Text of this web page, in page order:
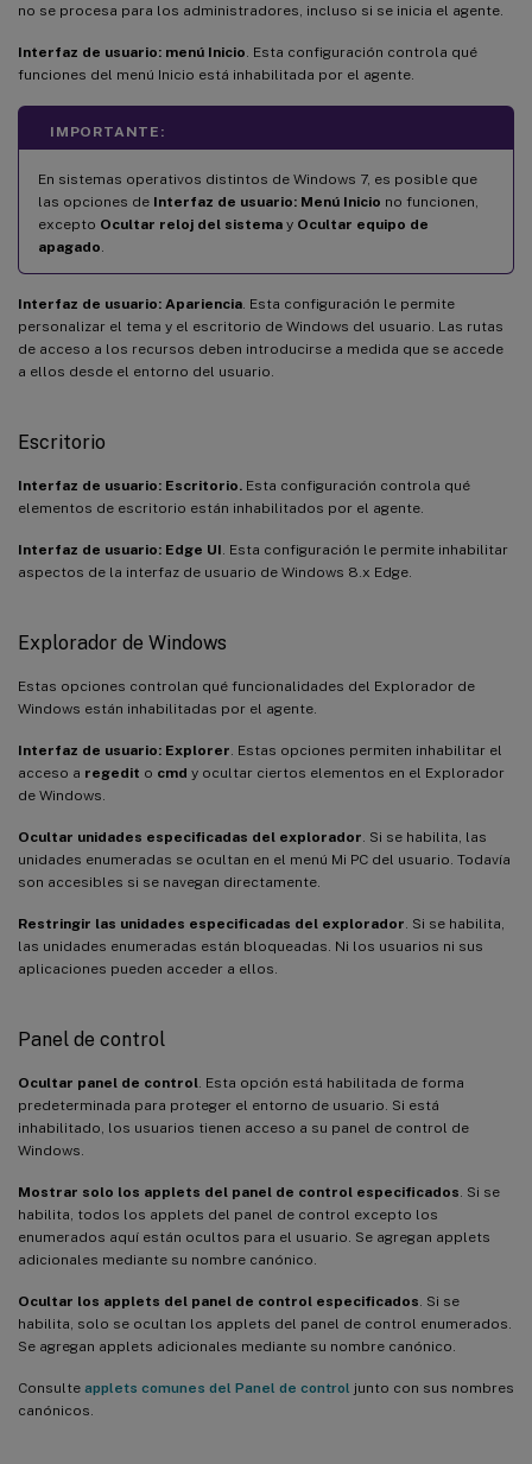
no se procesa para los administradores, incluso si se inicia el agente.
Interfaz de usuario: menú Inicio . Esta configuración controla qué
funciones del menú Inicio está inhabilitada por el agente.
IMPORTANTE:
En sistemas operativos distintos de Windows 7, es posible que
las opciones de Interfaz de usuario: Menú Inicio no funcionen,
excepto Ocultar reloj del sistema y Ocultar equipo de
apagado
Interfaz de usuario: Apariencia . Esta configuración le permite
personalizar el tema y el escritorio de Windows del usuario. Las rutas
de acceso a los recursos deben introducirse a medida que se accede
a ellos desde el entorno del usuario.
Escritorio
Interfaz de usuario: Escritorio. Esta configuración controla qué
elementos de escritorio están inhabilitados por el agente.
Interfaz de usuario: Edge UI . Esta configuración le permite inhabilitar
aspectos de la interfaz de usuario de Windows 8.x Edge.
Explorador de Windows
Estas opciones controlan qué funcionalidades del Explorador de
Windows están inhabilitadas por el agente.
Interfaz de usuario: Explorer . Estas opciones permiten inhabilitar el
acceso a regedit o cmd y ocultar ciertos elementos en el Explorador
de Windows.
Ocultar unidades especificadas del explorador . Si se habilita, las
unidades enumeradas se ocultan en el menú Mi PC del usuario. Todavía
son accesibles si se navegan directamente.
Restringir las unidades especificadas del explorador . Si se habilita,
las unidades enumeradas están bloqueadas. Ni los usuarios ni sus
aplicaciones pueden acceder a ellos.
Panel de control
Ocultar panel de control . Esta opción está habilitada de forma
predeterminada para proteger el entorno de usuario. Si está
inhabilitado, los usuarios tienen acceso a su panel de control de
Windows.
Mostrar solo los applets del panel de control especificados . Si se
habilita, todos los applets del panel de control excepto los
enumerados aquí están ocultos para el usuario. Se agregan applets
adicionales mediante su nombre canónico.
Ocultar los applets del panel de control especificados . Si se
habilita, solo se ocultan los applets del panel de control enumerados.
Se agregan applets adicionales mediante su nombre canónico.
Consulte applets comunes del Panel de control junto con sus nombres
canónicos.